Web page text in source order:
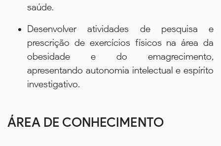
saúde.
Desenvolver atividades de pesquisa e
prescrição de exercícios físicos na área da
obesidade e do emagrecimento,
apresentando autonomia intelectual e espírito
investigativo.
ÁREA DE CONHECIMENTO